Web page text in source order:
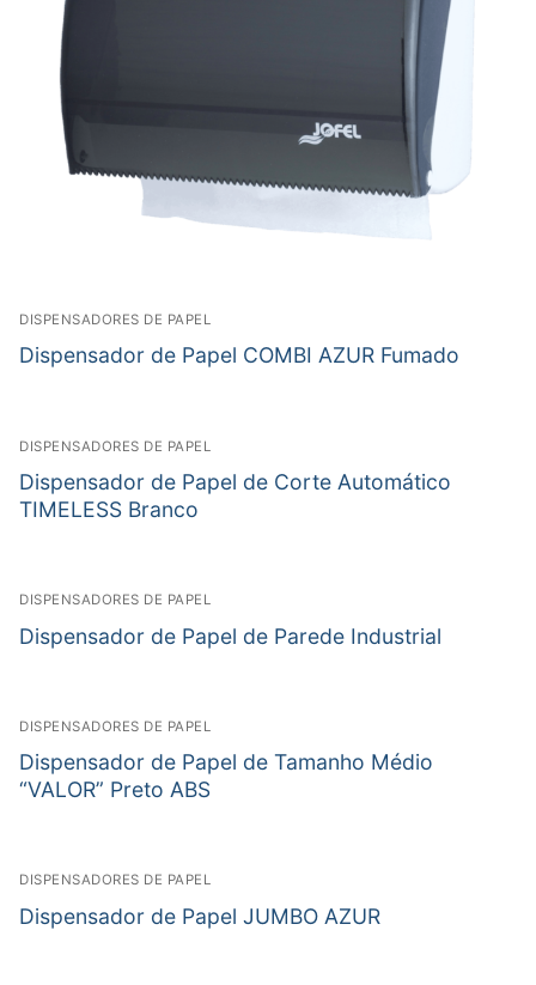
DISPENSADORES DE PAPEL
Dispensador de Papel COMBI AZUR Fumado
DISPENSADORES DE PAPEL
Dispensador de Papel de Corte Automático
TIMELESS Branco
DISPENSADORES DE PAPEL
Dispensador de Papel de Parede Industrial
DISPENSADORES DE PAPEL
Dispensador de Papel de Tamanho Médio
“VALOR” Preto ABS
DISPENSADORES DE PAPEL
Dispensador de Papel JUMBO AZUR